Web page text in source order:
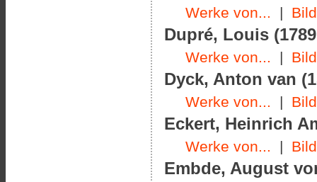
Werke von... |
Dupré, Louis
Werke von... |
Dyck, Anton van
Werke von... |
Eckert, Heinrich
Werke von... |
Embde, August